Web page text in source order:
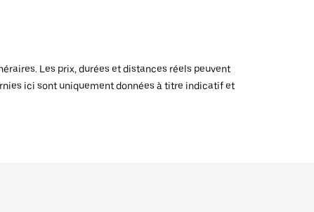
Les prix, durées et distances réels peuvent
ici sont uniquement données à titre indicatif et